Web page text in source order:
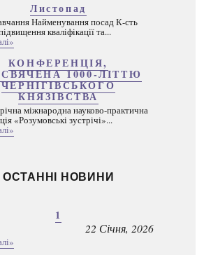
Листопад
Найменування посад К-сть
кваліфікації та...
КОНФЕРЕНЦІЯ,
1000-ЛІТТЮ
ЧЕРНІГІВСЬКОГО
КНЯЗІВСТВА
міжнародна науково-практична
«Розумовські зустрічі»...
ОСТАННІ НОВИНИ
1
22 Січня, 2026